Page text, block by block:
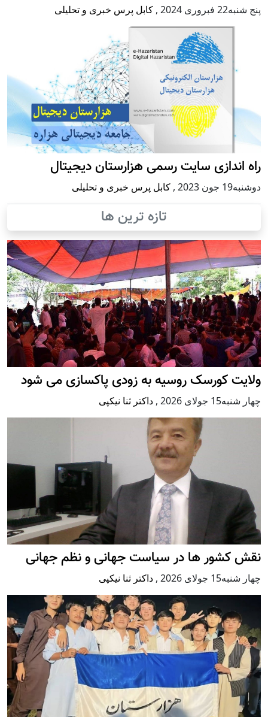
پنج شنبه22 فبروری 2024 , کابل پرس خبری و تحلیلی
راه اندازی سایت رسمی هزارستان دیجیتال
دوشنبه19 جون 2023 , کابل پرس خبری و تحلیلی
تازه ترین ها
ولایت کورسک روسیه به زودی پاکسازی می شود
چهار شنبه15 جولای 2026 , داکتر ثنا نیکپی
نقش کشور ها در سیاست جهانی و نظم جهانی
چهار شنبه15 جولای 2026 , داکتر ثنا نیکپی